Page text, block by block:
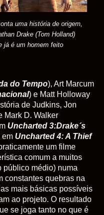
uma história de origem,
Drake (Tom Holland)
já é um homem feito
do Tempo), Art Marcum
) e Matt Holloway
de Judkins, Jon
Mark D. Walker
Uncharted 3:Drake´s
em Uncharted 4: A Thief
um filme
comum a muitos
público médio) numa
constantes quebras na
mais básicas possíveis
ao projeto. O resultado
se joga tanto no que é